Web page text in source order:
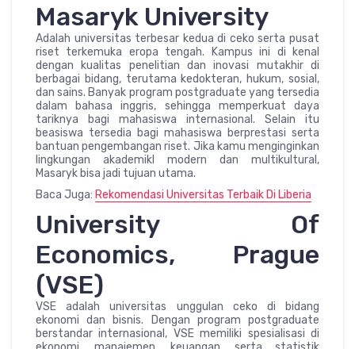
Masaryk University
Adalah universitas terbesar kedua di ceko serta pusat
riset terkemuka eropa tengah. Kampus ini di kenal
dengan kualitas penelitian dan inovasi mutakhir di
berbagai bidang, terutama kedokteran, hukum, sosial,
dan sains. Banyak program postgraduate yang tersedia
dalam bahasa inggris, sehingga memperkuat daya
tariknya bagi mahasiswa internasional. Selain itu
beasiswa tersedia bagi mahasiswa berprestasi serta
bantuan pengembangan riset. Jika kamu menginginkan
lingkungan akademikl modern dan multikultural,
Masaryk bisa jadi tujuan utama.
Baca Juga: Rekomendasi Universitas Terbaik Di Liberia
University Of
Economics, Prague
(VSE)
VSE adalah universitas unggulan ceko di bidang
ekonomi dan bisnis. Dengan program postgraduate
berstandar internasional, VSE memiliki spesialisasi di